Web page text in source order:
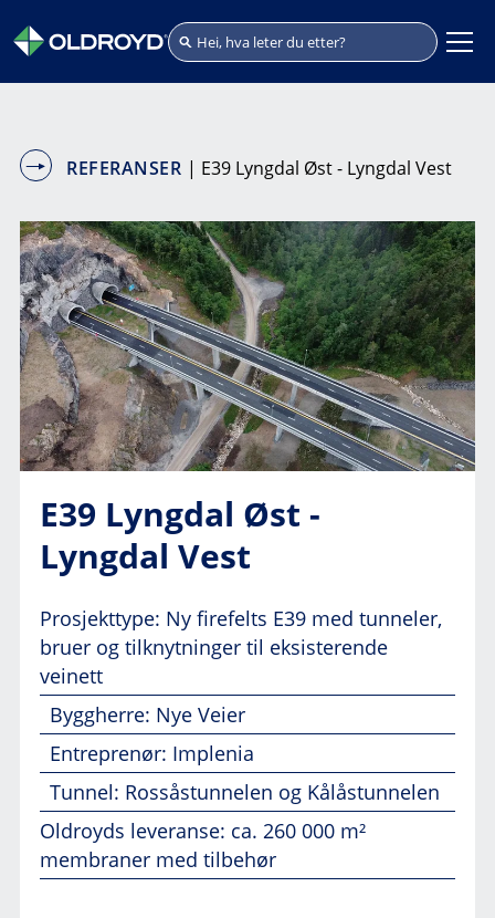
REFERANSER | E39 Lyngdal Øst - Lyngdal Vest
E39 Lyngdal Øst -
Lyngdal Vest
Prosjekttype: Ny firefelts E39 med tunneler,
bruer og tilknytninger til eksisterende
veinett
Byggherre: Nye Veier
Entreprenør: Implenia
Tunnel: Rossåstunnelen og Kålåstunnelen
Oldroyds leveranse: ca. 260 000 m²
membraner med tilbehør